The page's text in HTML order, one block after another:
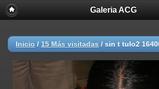
Galeria ACG
Inicio / 15 Más visitadas / sin t tulo2